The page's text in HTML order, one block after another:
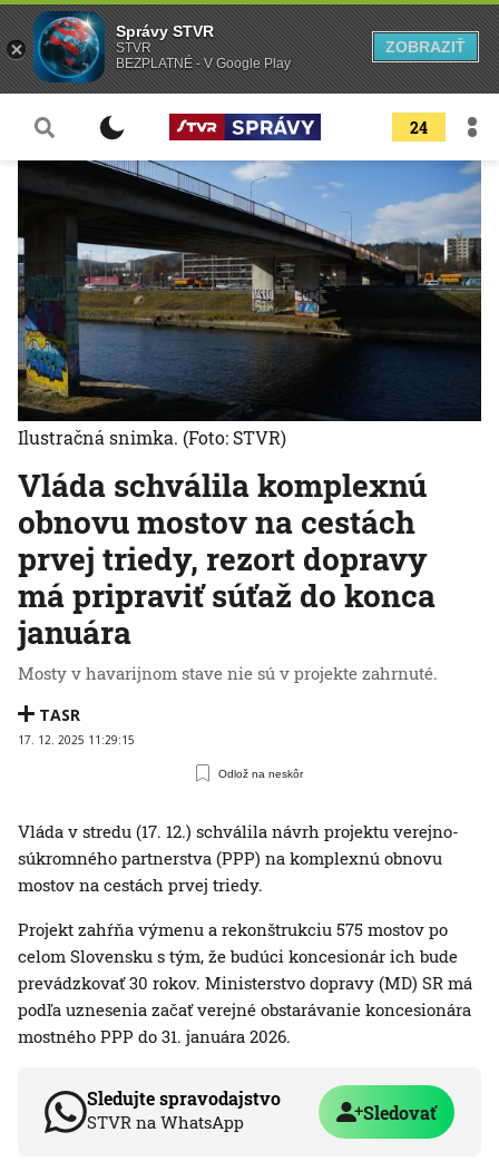
24
Vláda schválila komplexnú
obnovu mostov na cestách
prvej triedy, rezort dopravy
má pripraviť súťaž do konca
januára
Mosty v havarijnom stave nie sú v projekte zahrnuté.
TASR
17. 12. 2025 11:29:15
Odlož na neskôr
Ilustračná snimka. (Foto: STVR)
Vláda v stredu (17. 12.) schválila návrh projektu verejno-
súkromného partnerstva (PPP) na komplexnú obnovu
mostov na cestách prvej triedy.
Projekt zahŕňa výmenu a rekonštrukciu 575 mostov po
celom Slovensku s tým, že budúci koncesionár ich bude
prevádzkovať 30 rokov. Ministerstvo dopravy (MD) SR má
podľa uznesenia začať verejné obstarávanie koncesionára
mostného PPP do 31. januára 2026.
Sledujte spravodajstvo
STVR na WhatsApp Sledovať
Správy STVR
STVR
BEZPLATNÉ - V Google Play
ZOBRAZIŤ